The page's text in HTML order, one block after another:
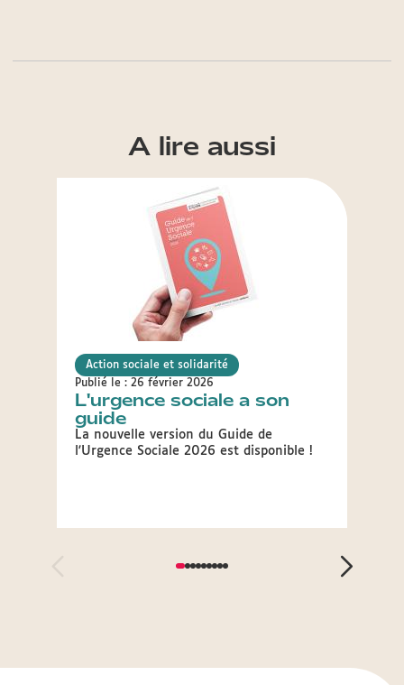
A lire aussi
Action sociale et solidarité
Publié le : 26 février 2026
L'urgence sociale a son
guide
La nouvelle version du Guide de
l'Urgence Sociale 2026 est disponible !